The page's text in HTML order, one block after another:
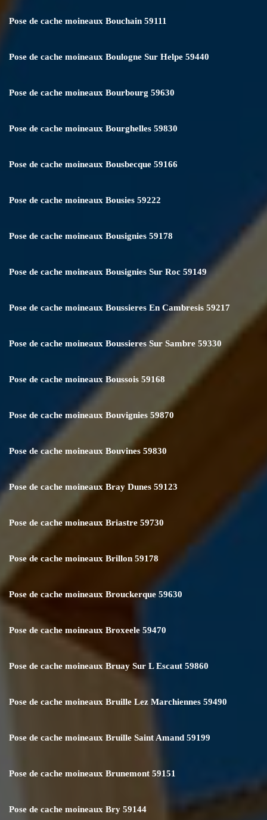
Pose de cache moineaux Bouchain 59111
Pose de cache moineaux Boulogne Sur Helpe 59440
Pose de cache moineaux Bourbourg 59630
Pose de cache moineaux Bourghelles 59830
Pose de cache moineaux Bousbecque 59166
Pose de cache moineaux Bousies 59222
Pose de cache moineaux Bousignies 59178
Pose de cache moineaux Bousignies Sur Roc 59149
Pose de cache moineaux Boussieres En Cambresis 59217
Pose de cache moineaux Boussieres Sur Sambre 59330
Pose de cache moineaux Boussois 59168
Pose de cache moineaux Bouvignies 59870
Pose de cache moineaux Bouvines 59830
Pose de cache moineaux Bray Dunes 59123
Pose de cache moineaux Briastre 59730
Pose de cache moineaux Brillon 59178
Pose de cache moineaux Brouckerque 59630
Pose de cache moineaux Broxeele 59470
Pose de cache moineaux Bruay Sur L Escaut 59860
Pose de cache moineaux Bruille Lez Marchiennes 59490
Pose de cache moineaux Bruille Saint Amand 59199
Pose de cache moineaux Brunemont 59151
Pose de cache moineaux Bry 59144